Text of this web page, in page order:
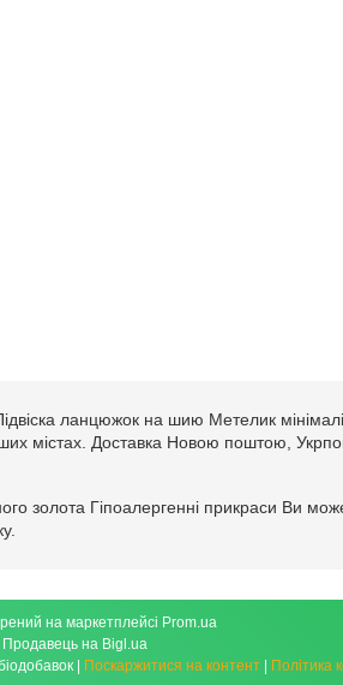
ланцюжок на шию Метелик
містах. Доставка Новою поштою,
золота Гіпоалергенні прикраси Ви
на маркетплейсі Prom.ua
Продавець на Bigl.ua
izdorov.com.ua - Інтернет-магазин вітамінів і біодобавок | Поскаржитися на контент | Політика